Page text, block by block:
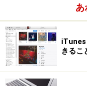
あ
iTunes
きるこ